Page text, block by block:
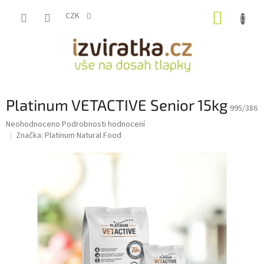
CZK
Platinum VETACTIVE Senior 15kg 995/386
Průměrné
hodnocení
hvězdiček.
Neohodnoceno Podrobnosti hodnocení
Značka: Platinum Natural Food